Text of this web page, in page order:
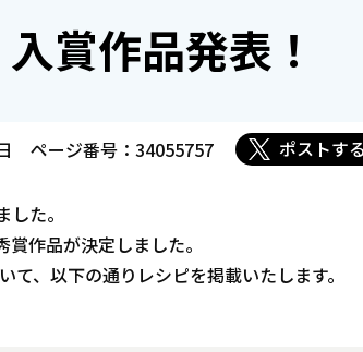
賞作品発表！
ページ番号：34055757 ポストする
た。
作品が決定しました。
、以下の通りレシピを掲載いたします。